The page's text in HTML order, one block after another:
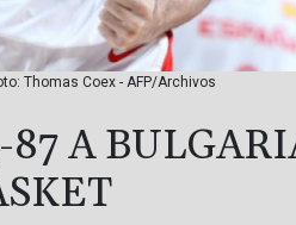
Thomas Coex - AFP/Archivos
87 A